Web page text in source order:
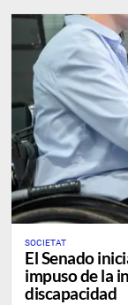
SOCIETAT
El Senado
impuso de la
discapacidad